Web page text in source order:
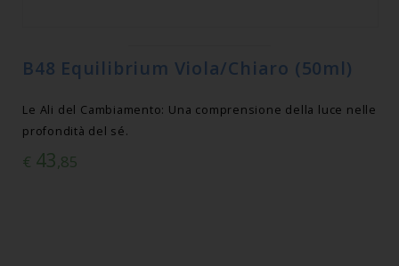
B48 Equilibrium Viola/Chiaro (50ml)
Le Ali del Cambiamento: Una comprensione della luce nelle
profondità del sé.
€ 43,85